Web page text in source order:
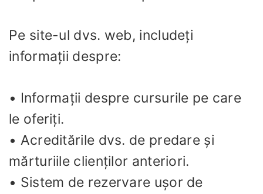
Pe site-ul dvs. web, includeți
informații despre:
• Informații despre cursurile pe care
le oferiți.
• Acreditările dvs. de predare și
mărturiile clienților anteriori.
• Sistem de rezervare ușor de